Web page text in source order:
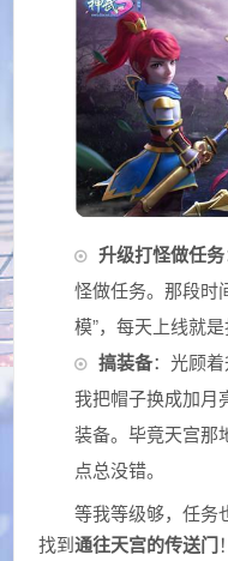
升级打怪做任务
怪做任务。那段时
模”，每天上线就
搞装备：光顾着
我把帽子换成加月
装备。毕竟天宫那
点总没错。
等我等级够，任务
找到通往天宫的传送门